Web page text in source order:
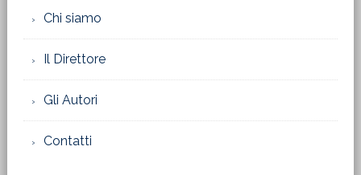
Chi siamo
Il Direttore
Gli Autori
Contatti